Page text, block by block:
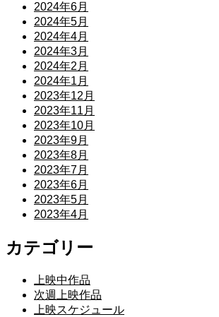
2024年6月
2024年5月
2024年4月
2024年3月
2024年2月
2024年1月
2023年12月
2023年11月
2023年10月
2023年9月
2023年8月
2023年7月
2023年6月
2023年5月
2023年4月
カテゴリー
上映中作品
次週上映作品
上映スケジュール